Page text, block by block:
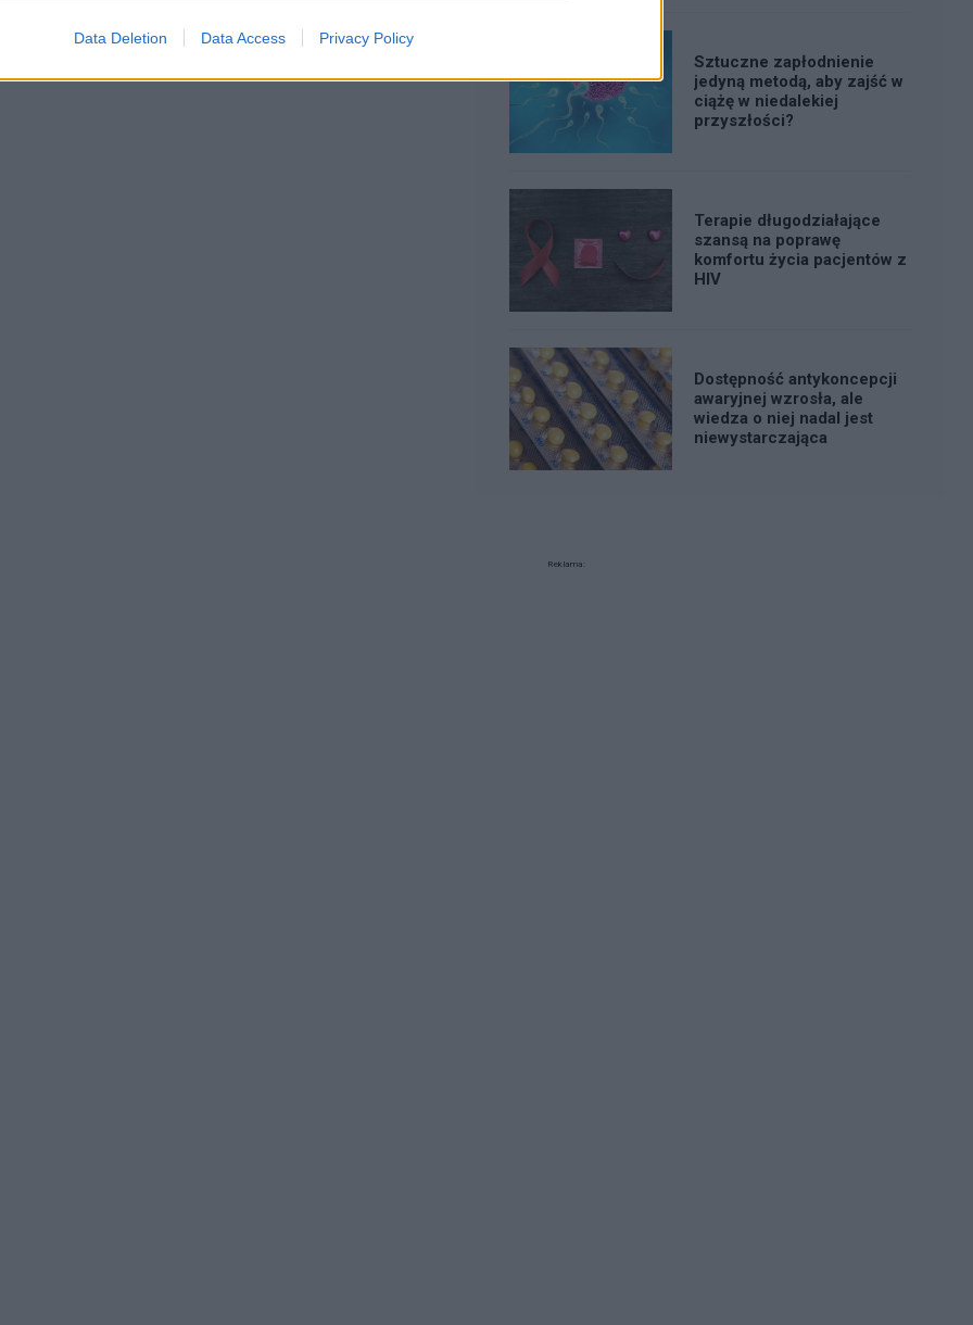
Data Deletion Data Access Privacy Policy
Sztuczne zapłodnienie
jedyną metodą, aby zajść w
ciążę w niedalekiej
przyszłości?
Terapie długodziałające
szansą na poprawę
komfortu życia pacjentów z
HIV
Dostępność antykoncepcji
awaryjnej wzrosła, ale
wiedza o niej nadal jest
niewystarczająca
Reklama: